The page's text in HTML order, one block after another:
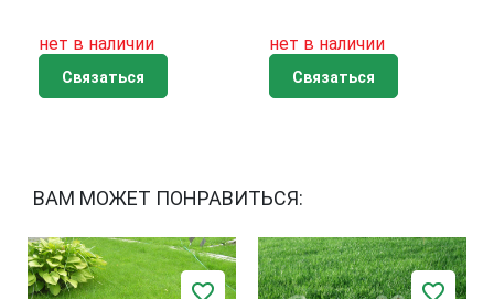
нет в наличии
Связаться
нет в наличии
Связаться
ВАМ МОЖЕТ ПОНРАВИТЬСЯ: